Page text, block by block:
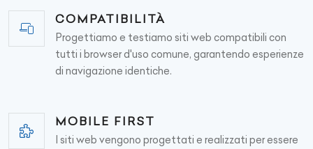
COMPATIBILITÀ
Progettiamo e testiamo siti web compatibili con
tutti i browser d'uso comune, garantendo esperienze
di navigazione identiche.
MOBILE FIRST
I siti web vengono progettati e realizzati per essere